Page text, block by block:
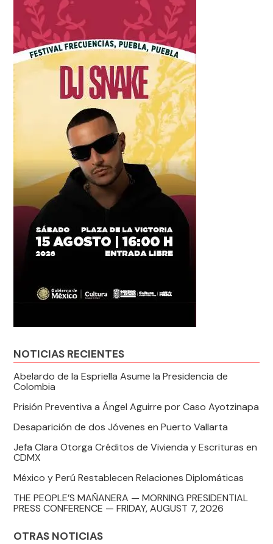
NOTICIAS RECIENTES
Abelardo de la Espriella Asume la Presidencia de
Colombia
Prisión Preventiva a Ángel Aguirre por Caso Ayotzinapa
Desaparición de dos Jóvenes en Puerto Vallarta
Jefa Clara Otorga Créditos de Vivienda y Escrituras en
CDMX
México y Perú Restablecen Relaciones Diplomáticas
THE PEOPLE’S MAÑANERA — MORNING PRESIDENTIAL
PRESS CONFERENCE — FRIDAY, AUGUST 7, 2026
OTRAS NOTICIAS